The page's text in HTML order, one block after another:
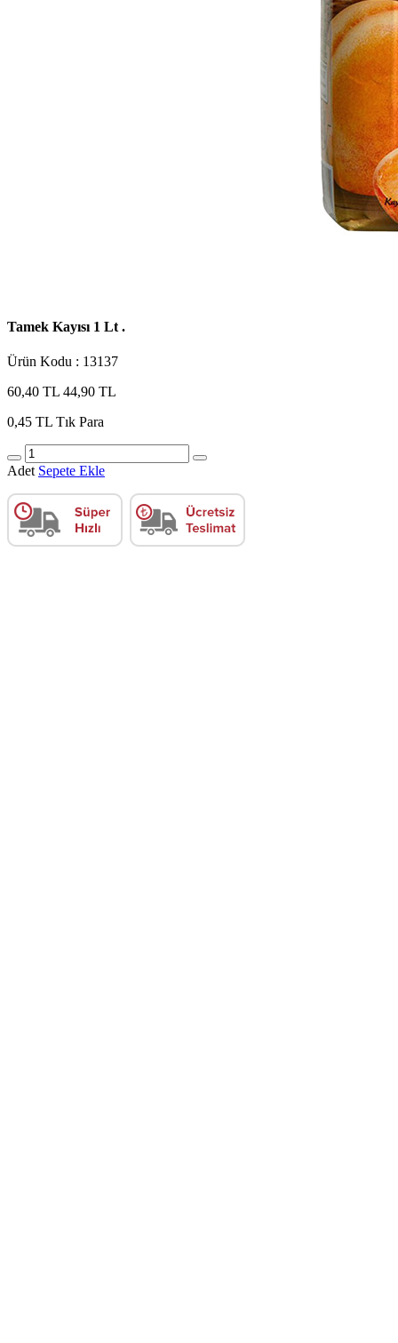
Tamek Kayısı 1 Lt .
Ürün Kodu : 13137
60,40 TL 44,90 TL
0,45 TL Tık Para
Adet Sepete Ekle